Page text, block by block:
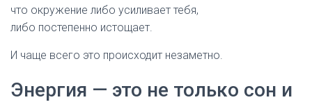
что окружение либо усиливает тебя,
либо постепенно истощает.
И чаще всего это происходит незаметно.
Энергия — это не только сон и